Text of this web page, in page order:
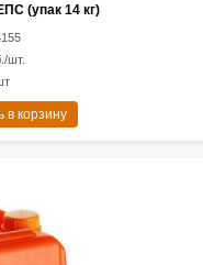
(упак 14 кг)
шт.
в корзину